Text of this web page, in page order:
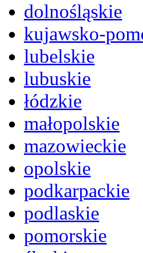
dolnośląskie
kujawsko-
lubelskie
lubuskie
łódzkie
małopolskie
mazowieckie
opolskie
podkarpackie
podlaskie
pomorskie